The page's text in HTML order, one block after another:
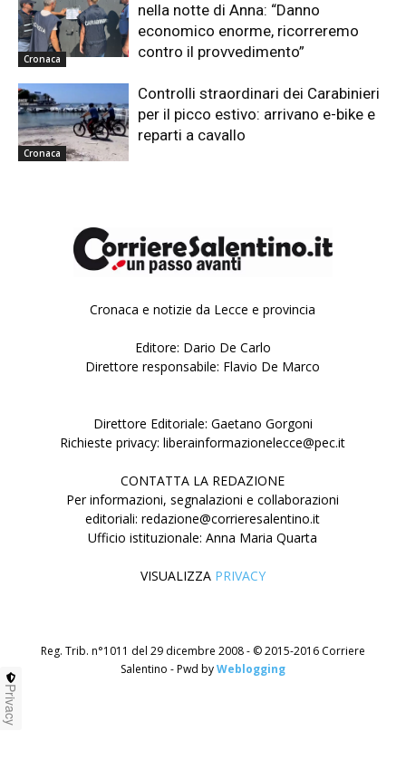
Cronaca
nella notte di Anna: “Danno
economico enorme, ricorreremo
contro il provvedimento”
Cronaca
Controlli straordinari dei Carabinieri
per il picco estivo: arrivano e-bike e
reparti a cavallo
Cronaca e notizie da Lecce e provincia
Editore: Dario De Carlo
Direttore responsabile: Flavio De Marco
Direttore Editoriale: Gaetano Gorgoni
Richieste privacy: liberainformazionelecce@pec.it
CONTATTA LA REDAZIONE
Per informazioni, segnalazioni e collaborazioni
editoriali: redazione@corrieresalentino.it
Ufficio istituzionale: Anna Maria Quarta
VISUALIZZA PRIVACY
Reg. Trib. n°1011 del 29 dicembre 2008 - © 2015-2016 Corriere
Salentino - Pwd byWeblogging
Privacy